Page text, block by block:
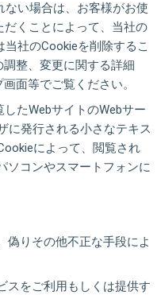
ない場合は、お客様がお使
くことによって、当社の
社のCookieを削除するこ
整、変更に関する詳細
面等でご覧ください。
たWebサイトのWebサー
に発行される小さなテキス
によって、閲覧され
ソコンやスマートフォンに
偽りその他不正な手段によ
スをご利用もしくは提供す